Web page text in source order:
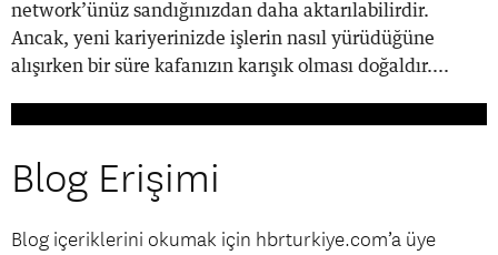
network’ünüz sandığınızdan daha aktarılabilirdir.
Ancak, yeni kariyerinizde işlerin nasıl yürüdüğüne
alışırken bir süre kafanızın karışık olması doğaldır....
Blog Erişimi
Blog içeriklerini okumak için hbrturkiye.com’a üye